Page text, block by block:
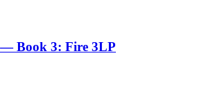
Book 3: Fire 3LP